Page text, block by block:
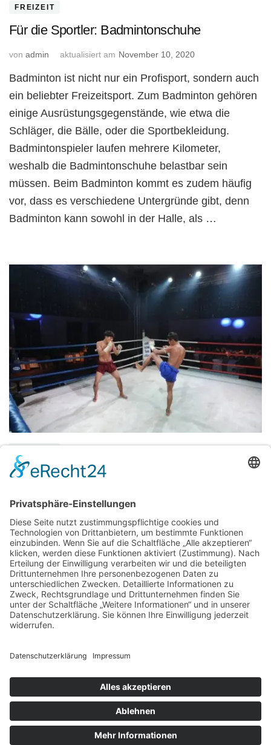
FREIZEIT
Für die Sportler: Badmintonschuhe
von admin aktualisiert am November 10, 2020
Badminton ist nicht nur ein Profisport, sondern auch
ein beliebter Freizeitsport. Zum Badminton gehören
einige Ausrüstungsgegenstände, wie etwa die
Schläger, die Bälle, oder die Sportbekleidung.
Badmintonspieler laufen mehrere Kilometer,
weshalb die Badmintonschuhe belastbar sein
müssen. Beim Badminton kommt es zudem häufig
vor, dass es verschiedene Untergründe gibt, denn
Badminton kann sowohl in der Halle, als …
Kung Fu Hose – wichtig bei diesem Sport
Die richtige Kleidung ist nicht nur für unseren Alltag
sehr wichtig, auch im Sport wird das passende
Kleidungsstück benötigt, um sich bestmöglich
bewegen zu können. Gerade im Kampfsport ist es
wichtig sich schnell bewegen zu können, ohne dabei
durch ein Kleidungsstück behindert zu werden. Ein
weiterer Aspekt ist das Verletzungsrisiko, die
Blossom Mommy Blog | Entwickelt von